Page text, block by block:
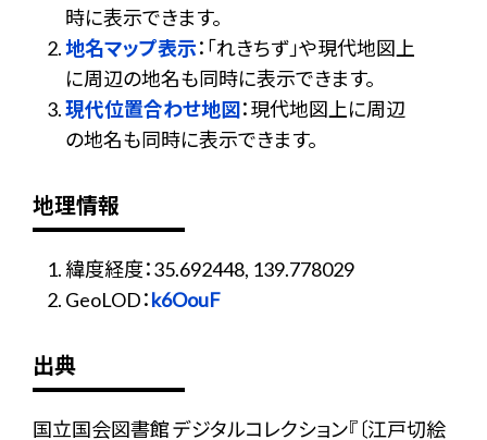
時に表示できます。
地名マップ表示：「れきちず」や現代地図上
に周辺の地名も同時に表示できます。
現代位置合わせ地図：現代地図上に周辺
の地名も同時に表示できます。
地理情報
緯度経度：35.692448, 139.778029
GeoLOD：k6OouF
出典
国立国会図書館 デジタルコレクション『〔江戸切絵